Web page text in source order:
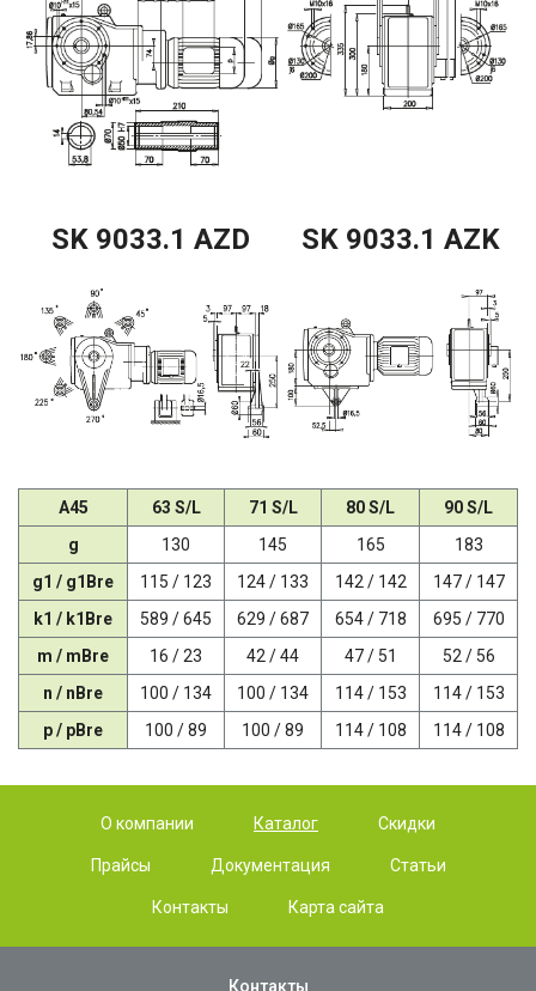
SK 9033.1 AZD SK 9033.1 AZK
A45 63 S/L 71 S/L 80 S/L
90 S/L
g
130 145 165
183
g1 / g1Bre
115 / 123 124 / 133 142 / 142
147 / 147
k1 / k1Bre
589 / 645 629 / 687 654 / 718
695 / 770
m / mBre
16 / 23 42 / 44 47 / 51
52 / 56
n / nBre
100 / 134 100 / 134 114 / 153
114 / 153
p / pBre
100 / 89 100 / 89 114 / 108 114 / 108
О компании Каталог Скидки
Прайсы Документация Статьи
Контакты Карта сайта
Контакты